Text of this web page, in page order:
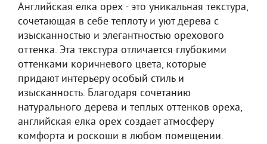
Английская елка орех - это уникальная текстура,
сочетающая в себе теплоту и уют дерева с
изысканностью и элегантностью орехового
оттенка. Эта текстура отличается глубокими
оттенками коричневого цвета, которые
придают интерьеру особый стиль и
изысканность. Благодаря сочетанию
натурального дерева и теплых оттенков ореха,
английская елка орех создает атмосферу
комфорта и роскоши в любом помещении.